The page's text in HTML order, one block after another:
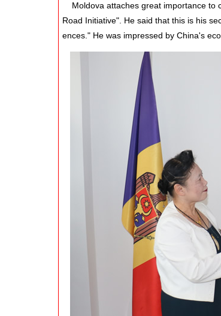
Moldova attaches great importance to
Road Initiative". He said that this is his
ences." He was impressed by China's